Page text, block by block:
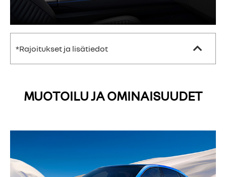
*Rajoitukset ja lisätiedot
MUOTOILU JA OMINAISUUDET